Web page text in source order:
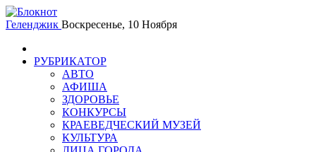
Геленджик Воскресенье, 10 Ноября
РУБРИКАТОР
АВТО
АФИША
ЗДОРОВЬЕ
КОНКУРСЫ
КРАЕВЕДЧЕСКИЙ МУЗЕЙ
КУЛЬТУРА